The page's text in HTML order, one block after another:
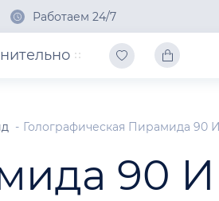
Работаем 24/7
Голографическая Пирамида 90 И
90 И